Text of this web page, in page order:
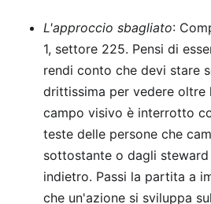
L'approccio sbagliato:
1, settore 225. Pensi di
rendi conto che devi stare
drittissima per vedere oltre
campo visivo è interrotto
teste delle persone che
sottostante o dagli
indietro. Passi la partita a
che un'azione si sviluppa